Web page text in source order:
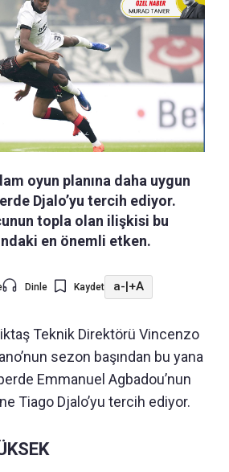
oyun planına daha uygun
Djalo’yu tercih ediyor.
topla olan ilişkisi bu
en önemli etken.
Dinle Kaydet a- +A
Teknik Direktörü Vincenzo
sezon başından bu yana
Emmanuel Agbadou’nun
Tiago Djalo’yu tercih ediyor.